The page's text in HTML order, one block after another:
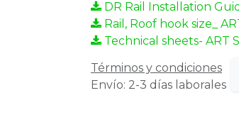
DR Rail Installation
Rail, Roof hook size_
Technical sheets- ART
Términos y condiciones
Envío: 2-3 días laborales